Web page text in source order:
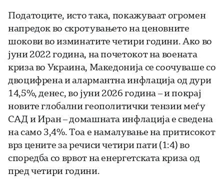
Податоците, исто така, покажуваат огромен
напредок во скротувањето на ценовните
шокови во изминатите четири години. Ако во
јуни 2022 година, на почетокот на воената
криза во Украина, Македонија се соочуваше со
двоцифрена и алармантна инфлација од дури
14,5%, денес, во јуни 2026 година – и покрај
новите глобални геополитички тензии меѓу
САД и Иран – домашната инфлација е сведена
на само 3,4%. Тоа е намалување на притисокот
врз цените за речиси четири пати (1:4) во
споредба со врвот на енергетската криза од
пред четири години.